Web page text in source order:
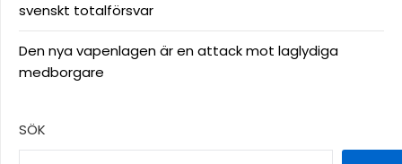
svenskt totalförsvar
Den nya vapenlagen är en attack mot laglydiga
medborgare
SÖK